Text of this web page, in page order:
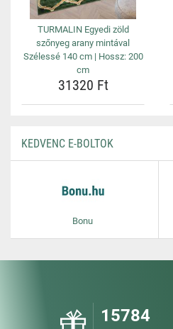
TURMALIN Egyedi zöld
szőnyeg arany mintával
Szélessé 140 cm | Hossz: 200
cm
31320 Ft
KEDVENC E-BOLTOK
Bonu
15784